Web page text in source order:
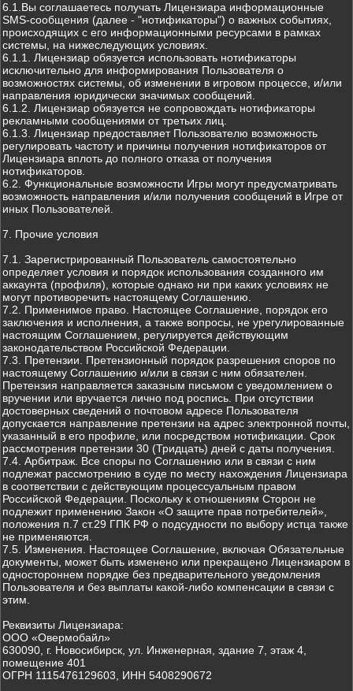
6.1.Вы соглашаетесь получать Лицензиара информационные
SMS-сообщения (далее - "нотификаторы") о важных событиях,
происходящих с его информационными ресурсами в рамках
системы, на нижеследующих условиях.
6.1.1. Лицензиар обязуется использовать нотификаторы
исключительно для информирования Пользователя о
возможностях системы, об изменении в игровом процессе, и/или
направления юридически значимых сообщений.
6.1.2. Лицензиар обязуется не сопровождать нотификаторы
рекламными сообщениями от третьих лиц.
6.1.3. Лицензиар предоставляет Пользователю возможность
регулировать частоту и причины получения нотификаторов от
Лицензиара вплоть до полного отказа от получения
нотификаторов.
6.2. Функциональные возможности Игры могут предусматривать
возможность направления и/или получения сообщений в Игре от
иных Пользователей.
7. Прочие условия
7.1. Зарегистрированный Пользователь самостоятельно
определяет условия и порядок использования созданного им
аккаунта (профиля), которые однако ни при каких условиях не
могут противоречить настоящему Соглашению.
7.2. Применимое право. Настоящее Соглашение, порядок его
заключения и исполнения, а также вопросы, не урегулированные
настоящим Соглашением, регулируется действующим
законодательством Российской Федерации.
7.3. Претензии. Претензионный порядок разрешения споров по
настоящему Соглашению и/или в связи с ним обязателен.
Претензия направляется заказным письмом с уведомлением о
вручении или вручается лично под роспись. При отсутствии
достоверных сведений о почтовом адресе Пользователя
допускается направление претензии на адрес электронной почты,
указанный в его профиле, или посредством нотификации. Срок
рассмотрения претензии 30 (Тридцать) дней с даты получения.
7.4. Арбитраж. Все споры по Соглашению или в связи с ним
подлежат рассмотрению в суде по месту нахождения Лицензиара
в соответствии с действующим процессуальным правом
Российской Федерации. Поскольку к отношениям Сторон не
подлежит применению Закон «О защите прав потребителей»,
положения п.7 ст.29 ГПК РФ о подсудности по выбору истца также
не применяются.
7.5. Изменения. Настоящее Соглашение, включая Обязательные
документы, может быть изменено или прекращено Лицензиаром в
одностороннем порядке без предварительного уведомления
Пользователя и без выплаты какой-либо компенсации в связи с
этим.
Реквизиты Лицензиара:
ООО «Овермобайл»
630090, г. Новосибирск, ул. Инженерная, здание 7, этаж 4,
помещение 401
ОГРН 1115476129603, ИНН 5408290672